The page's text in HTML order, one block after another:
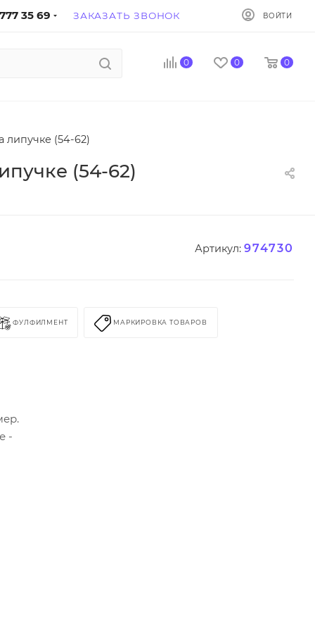
35 69 ЗАКАЗАТЬ ЗВОНОК ВОЙТИ
0 0 0
(54-62)
(54-62)
Артикул: 974730
ФУЛФИЛМЕНТ МАРКИРОВКА ТОВАРОВ
-